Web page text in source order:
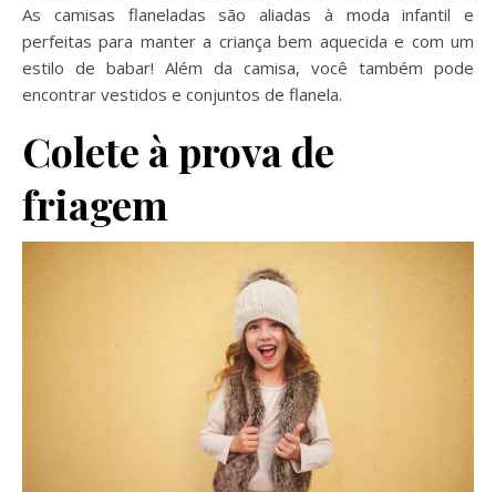
As camisas flaneladas são aliadas à moda infantil e
perfeitas para manter a criança bem aquecida e com um
estilo de babar! Além da camisa, você também pode
encontrar vestidos e conjuntos de flanela.
Colete à prova de
friagem